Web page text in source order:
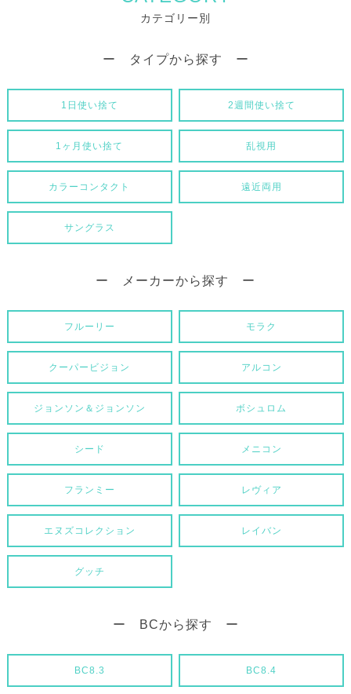
カテゴリー別
ー タイプから探す ー
1日使い捨て 2週間使い捨て
1ヶ月使い捨て 乱視用
カラーコンタクト 遠近両用
サングラス
ー メーカーから探す ー
フルーリー モラク
クーパービジョン アルコン
ジョンソン＆ジョンソン ボシュロム
シード メニコン
フランミー レヴィア
エヌズコレクション レイバン
グッチ
ー BCから探す ー
BC8.3 BC8.4